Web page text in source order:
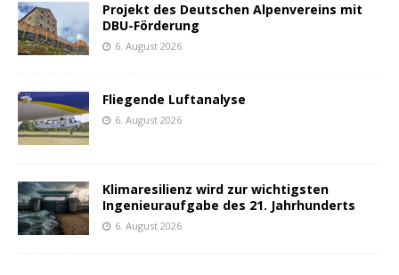
Projekt des Deutschen Alpenvereins mit
DBU-Förderung
6. August 2026
Fliegende Luftanalyse
6. August 2026
Klimaresilienz wird zur wichtigsten
Ingenieuraufgabe des 21. Jahrhunderts
6. August 2026